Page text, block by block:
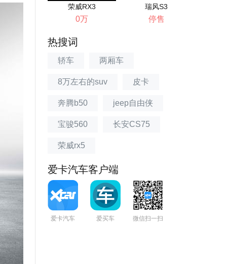
荣威RX3
0万
瑞风S3
停售
热搜词
轿车 两厢车
8万左右的suv 皮卡
奔腾b50 jeep自由侠
宝骏560 长安CS75
荣威rx5
爱卡汽车客户端
爱卡汽车 爱买车 微信扫一扫